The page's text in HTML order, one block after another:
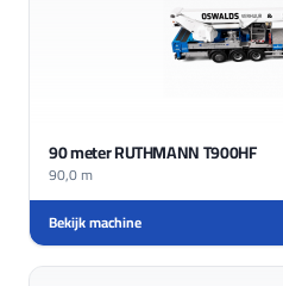
90 meter RUTHMANN T900HF
90,0 m
Bekijk machine